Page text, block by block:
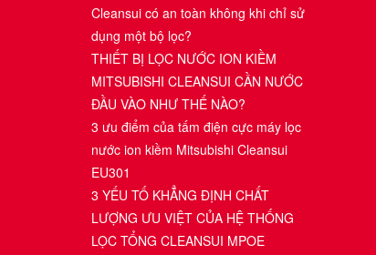
Cleansui có an toàn không khi chỉ sử
dụng một bộ lọc?
THIẾT BỊ LỌC NƯỚC ION KIỀM
MITSUBISHI CLEANSUI CẦN NƯỚC
ĐẦU VÀO NHƯ THẾ NÀO?
3 ưu điểm của tấm điện cực máy lọc
nước ion kiềm Mitsubishi Cleansui
EU301
3 YẾU TỐ KHẲNG ĐỊNH CHẤT
LƯỢNG ƯU VIỆT CỦA HỆ THỐNG
LỌC TỔNG CLEANSUI MPOE